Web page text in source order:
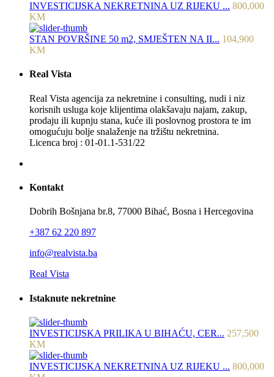
INVESTICIJSKA NEKRETNINA UZ RIJEKU ... 800,000
KM
STAN POVRŠINE 50 m2, SMJEŠTEN NA II... 104,900
KM
Real Vista
Real Vista agencija za nekretnine i consulting, nudi i niz
korisnih usluga koje klijentima olakšavaju najam, zakup,
prodaju ili kupnju stana, kuće ili poslovnog prostora te im
omogućuju bolje snalaženje na tržištu nekretnina.
Licenca broj : 01-01.1-531/22
Kontakt
Dobrih Bošnjana br.8, 77000 Bihać, Bosna i Hercegovina
+387 62 220 897
info@realvista.ba
Real Vista
Istaknute nekretnine
INVESTICIJSKA PRILIKA U BIHAĆU, CER... 257,500
KM
INVESTICIJSKA NEKRETNINA UZ RIJEKU ... 800,000